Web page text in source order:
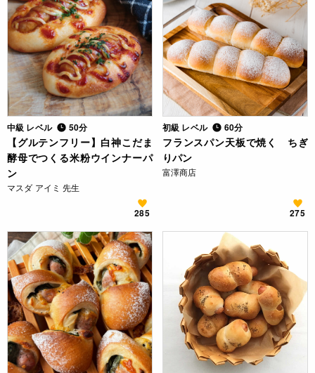
中級 レベル 50分
【グルテンフリー】白神こだま
酵母でつくる米粉ウインナーパ
ン
マスダ アイミ 先生
285
初級 レベル 60分
フランスパン天板で焼く ちぎ
りパン
富澤商店
275